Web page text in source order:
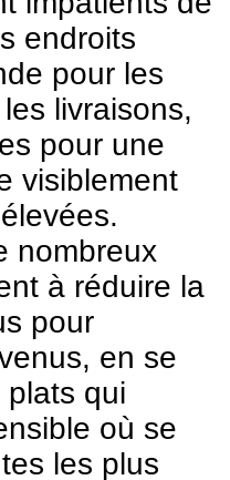
endroits
pour les
livraisons,
pour une
visiblement
nombreux
à réduire la
pour
, en se
qui
où se
les plus